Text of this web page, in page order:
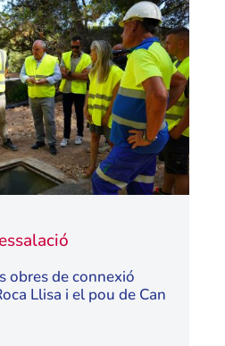
obres de connexió
Llisa i el pou de Can